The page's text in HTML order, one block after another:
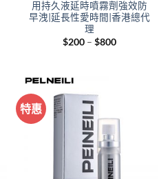
用持久液延時噴霧劑強效防
早洩|延長性愛時間|香港總代
理
$200 – $800Price
特惠